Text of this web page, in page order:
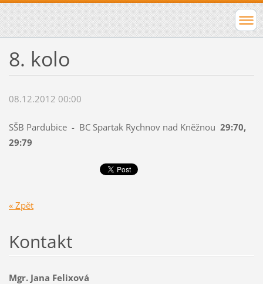
8. kolo
08.12.2012 00:00
SŠB Pardubice - BC Spartak Rychnov nad Kněžnou 29:70,
29:79
« Zpět
Kontakt
Mgr. Jana Felixová